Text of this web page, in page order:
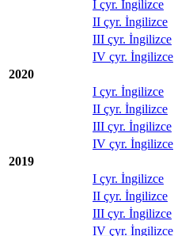
I çyr. İngilizce
II çyr. İngilizce
III çyr. İngilizce
IV çyr. İngilizce
2020
I çyr. İngilizce
II çyr. İngilizce
III çyr. İngilizce
IV çyr. İngilizce
2019
I çyr. İngilizce
II çyr. İngilizce
III çyr. İngilizce
IV çyr. İngilizce